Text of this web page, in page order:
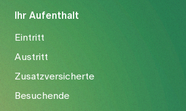
Ihr Aufenthalt
Eintritt
Austritt
Zusatzversicherte
Besuchende